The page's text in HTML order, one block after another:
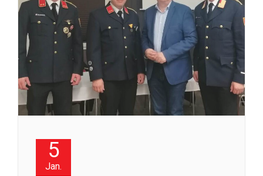
5
Jan.